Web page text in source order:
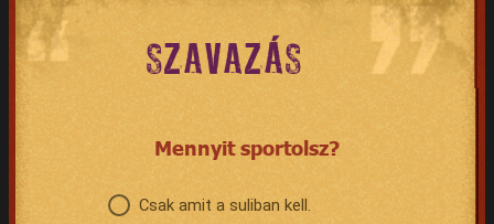
SZAVAZÁS
Mennyit sportolsz?
Csak amit a suliban kell.